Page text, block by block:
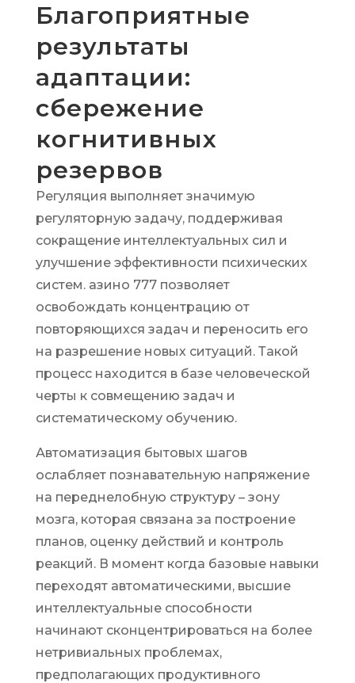
Благоприятные
результаты
адаптации:
сбережение
когнитивных
резервов
Регуляция выполняет значимую
регуляторную задачу, поддерживая
сокращение интеллектуальных сил и
улучшение эффективности психических
систем. азино 777 позволяет
освобождать концентрацию от
повторяющихся задач и переносить его
на разрешение новых ситуаций. Такой
процесс находится в базе человеческой
черты к совмещению задач и
систематическому обучению.
Автоматизация бытовых шагов
ослабляет познавательную напряжение
на переднелобную структуру – зону
мозга, которая связана за построение
планов, оценку действий и контроль
реакций. В момент когда базовые навыки
переходят автоматическими, высшие
интеллектуальные способности
начинают сконцентрироваться на более
нетривиальных проблемах,
предполагающих продуктивного